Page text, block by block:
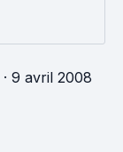
· 9 avril 2008